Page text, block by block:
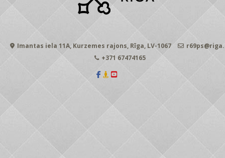
Imantas iela 11A, Kurzemes rajons, Rīga, LV-1067
+371 67474165